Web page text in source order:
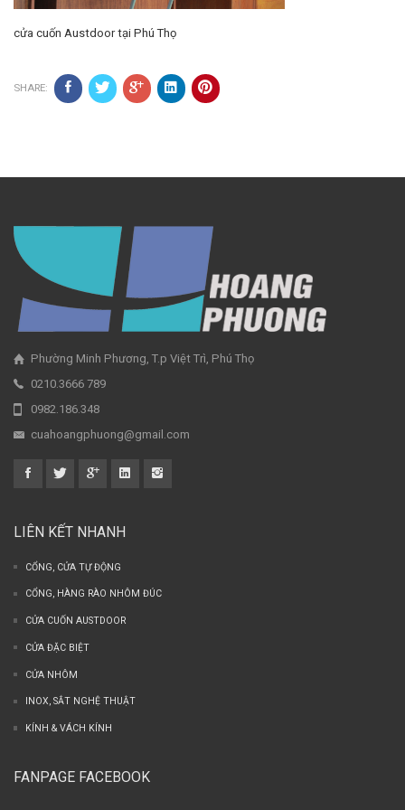
cửa cuốn Austdoor tại Phú Thọ
SHARE:
Phường Minh Phương, T.p Việt Trì, Phú Thọ
0210.3666 789
0982.186.348
cuahoangphuong@gmail.com
LIÊN KẾT NHANH
CỔNG, CỬA TỰ ĐỘNG
CỔNG, HÀNG RÀO NHÔM ĐÚC
CỬA CUỐN AUSTDOOR
CỬA ĐẶC BIỆT
CỬA NHÔM
INOX, SẮT NGHỆ THUẬT
KÍNH & VÁCH KÍNH
FANPAGE FACEBOOK